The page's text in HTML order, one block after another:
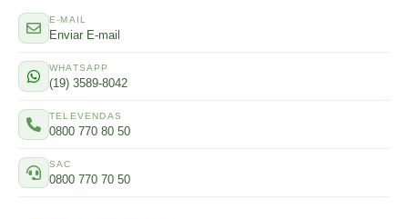
E-MAIL
Enviar E-mail
WHATSAPP
(19) 3589-8042
TELEVENDAS
0800 770 80 50
SAC
0800 770 70 50